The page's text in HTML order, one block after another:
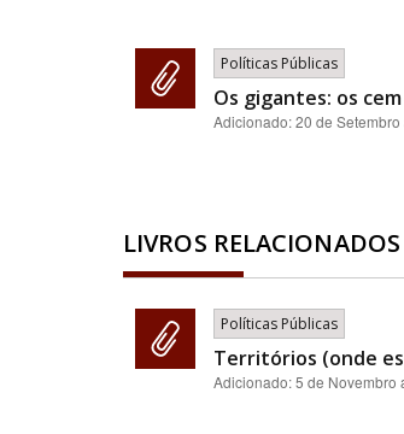
Políticas Públicas
Os gigantes: os
Adicionado:20 de Setembro
LIVROS RELACIONADOS
Políticas Públicas
Territórios (onde
Adicionado:5 de Novembro